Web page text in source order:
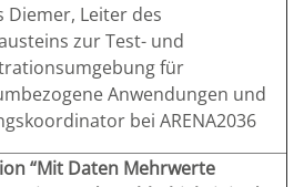
Diemer, Leiter des
zur Test- und
für
Anwendungen und
bei ARENA2036
“Mit Daten Mehrwerte